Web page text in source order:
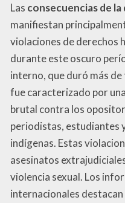
Las consecuencias de
manifiestan
violaciones de derechos
durante este oscuro
interno, que duró más
fue caracterizado por
brutal contra los
periodistas, estudiantes
indígenas. Estas
asesinatos
violencia sexual. Los
internacionales